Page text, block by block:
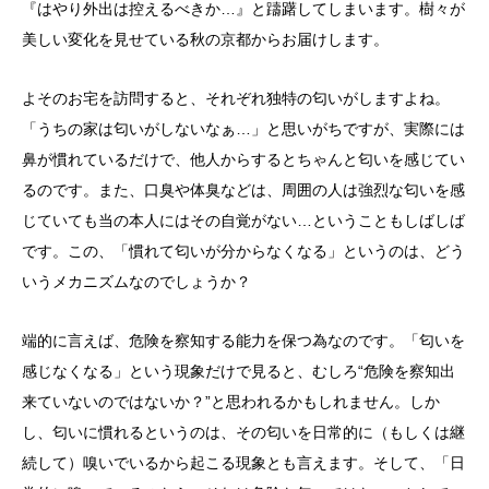
『はやり外出は控えるべきか…』と躊躇してしまいます。樹々が
美しい変化を見せている秋の京都からお届けします。
よそのお宅を訪問すると、それぞれ独特の匂いがしますよね。
「うちの家は匂いがしないなぁ…」と思いがちですが、実際には
鼻が慣れているだけで、他人からするとちゃんと匂いを感じてい
るのです。また、口臭や体臭などは、周囲の人は強烈な匂いを感
じていても当の本人にはその自覚がない…ということもしばしば
です。この、「慣れて匂いが分からなくなる」というのは、どう
いうメカニズムなのでしょうか？
端的に言えば、危険を察知する能力を保つ為なのです。「匂いを
感じなくなる」という現象だけで見ると、むしろ“危険を察知出
来ていないのではないか？”と思われるかもしれません。しか
し、匂いに慣れるというのは、その匂いを日常的に（もしくは継
続して）嗅いでいるから起こる現象とも言えます。そして、「日